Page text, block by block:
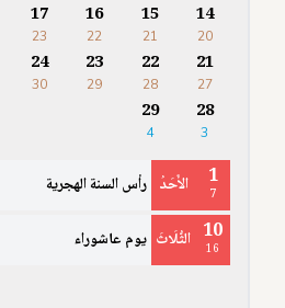
14
20
15
21
16
22
17
23
21
27
22
28
23
29
24
30
28
3
29
4
1
7 الأَحَدُ رأس السنة الهجرية
10
16 الثُّلَاثَ يوم عاشوراء